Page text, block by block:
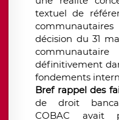
textuel de
décision du 31
définitivement
fondements
Bref rappel des
de droit
COBAC avait